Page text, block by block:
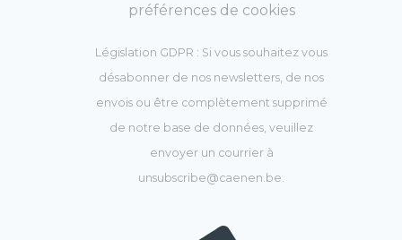
préférences de cookies
Législation GDPR : Si vous souhaitez vous
désabonner de nos newsletters, de nos
envois ou être complètement supprimé
de notre base de données, veuillez
envoyer un courrier à
unsubscribe@caenen.be